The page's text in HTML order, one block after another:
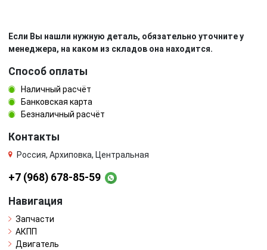
Если Вы нашли нужную деталь, обязательно уточните у
менеджера, на каком из складов она находится.
Способ оплаты
Наличный расчёт
Банковская карта
Безналичный расчёт
Контакты
Россия, Архиповка, Центральная
+7 (968) 678-85-59
Навигация
Запчасти
АКПП
Двигатель